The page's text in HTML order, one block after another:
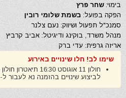
בימוי:שחר פרץ
הפקה בפועל: בשמת שלומי רובין
סמנכ"ל תפעול ושיווק: נעם צלנר
מנהל משרד, בוקינג ודיגיטל: אביב קרביץ
אריזה גרפית: עדי ברק
שימו לב! חלו שינויים באירוע
חולון 11 אוגוסט 16:30 תיאטרון חולון — האירוע בוטל
לביצוע שינויים בהזמנה נא לעבור ל-